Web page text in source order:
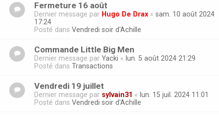
Fermeture 16 août
Dernier message par Hugo De Drax « sam. 10 août 2024
17:24
Posté dans Vendredi soir d'Achille
Commande Little Big Men
Dernier message par Yacki « lun. 5 août 2024 21:29
Posté dans Transactions
Vendredi 19 juillet
Dernier message par sylvain31 « lun. 15 juil. 2024 11:01
Posté dans Vendredi soir d'Achille